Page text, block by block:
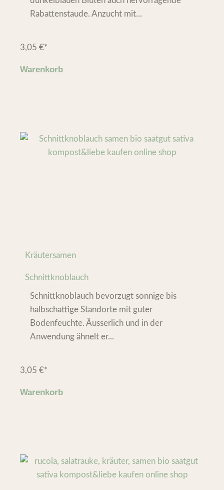
Rabattenstaude. Anzucht mit...
3,05 €*
Warenkorb
Kräutersamen
Schnittknoblauch
Schnittknoblauch bevorzugt sonnige bis
halbschattige Standorte mit guter
Bodenfeuchte. Äusserlich und in der
Anwendung ähnelt er...
3,05 €*
Warenkorb